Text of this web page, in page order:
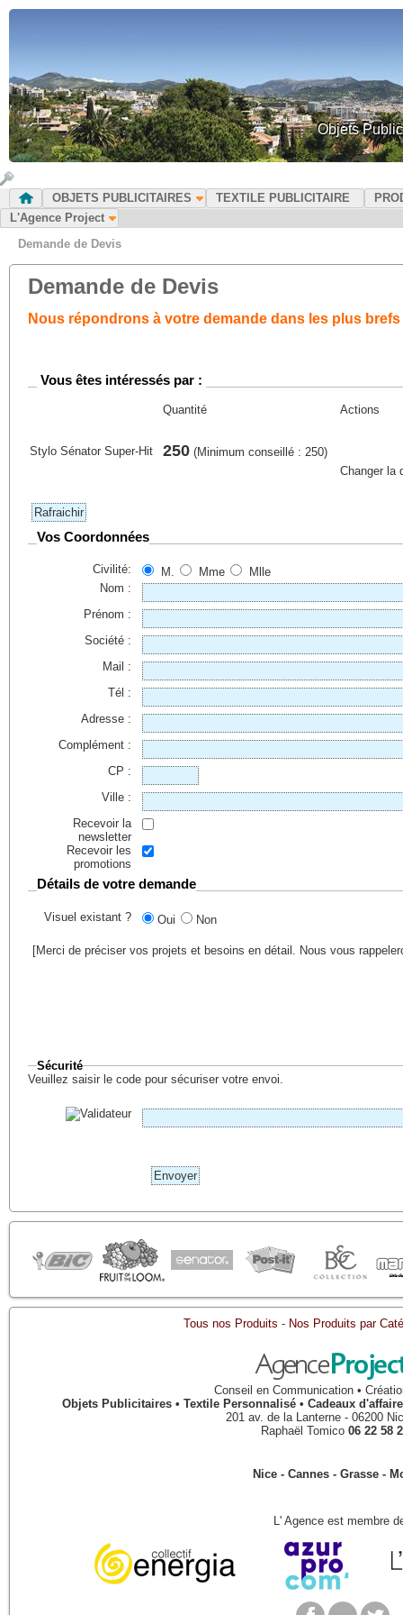
Objets
OBJETS PUBLICITAIRES TEXTILE PUBLICITAIRE
L'Agence Project
Demande de Devis
Demande de Devis
Nous répondrons à votre demande dans les plus brefs
Vous êtes intéressés par :
Quantité Actions
Stylo Sénator Super-Hit 250 (Minimum conseillé : 250)
Changer la
Vos Coordonnées
Civilité: M. Mme
Mlle
Nom :
Prénom :
Société :
Mail :
Tél :
Adresse :
Complément :
CP :
Ville :
Recevoir la
newsletter
Recevoir les
promotions
Détails de votre demande
Visuel existant ? Oui Non
[Merci de préciser vos projets et besoins en détail. Nous vous
Sécurité
Veuillez saisir le code pour sécuriser votre envoi.
Tous nos Produits - Nos Produits par
Conseil en Communication •
Objets Publicitaires • Textile Personnalisé • Cadeaux
201 av. de la Lanterne - 06200
Raphaël Tomico 06 22 58
Nice - Cannes - Grasse -
L' Agence est membre